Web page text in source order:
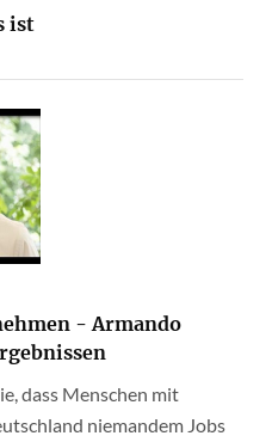
ist
- Armando
dass Menschen mit
niemandem Jobs